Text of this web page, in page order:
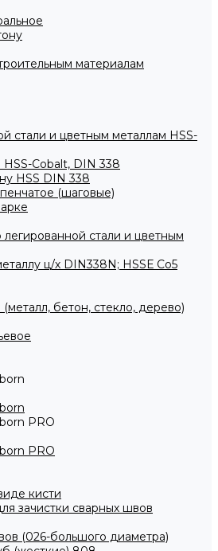
материалам
стали и цветным металлам HSS-
Cobalt, DIN 338
HSS DIN 338
(шаговые)
стали и цветным
ц/х DIN338N; HSSЕ Со5
бетон, стекло, дерево)
PRO
PRO
кисти
зачистки сварных швов
(026-большого диаметра)